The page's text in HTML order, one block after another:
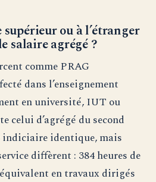
ou à l’étranger
salaire agrégé ?
comme PRAG
dans l’enseignement
en université, IUT ou
celui d’agrégé du second
indiciaire identique, mais
diffèrent : 384 heures de
en travaux dirigés